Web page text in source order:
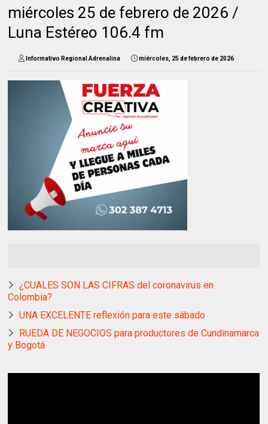
miércoles 25 de febrero de 2026 /
Luna Estéreo 106.4 fm
Informativo Regional Adrenalina miércoles, 25 de febrero de 2026
¿CUALES SON LAS CIFRAS del coronavirus en
Colombia?
UNA EXCELENTE reflexión para este sábado
RUEDA DE NEGOCIOS para productores de Cundinamarca
y Bogotá